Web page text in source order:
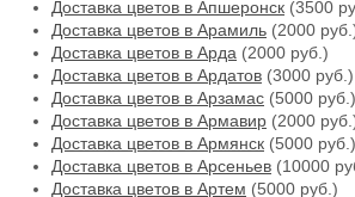
Доставка цветов в Апшеронск (3500
Доставка цветов в Арамиль (2000
Доставка цветов в Арда (2000 руб.)
Доставка цветов в Ардатов (3000 руб.)
Доставка цветов в Арзамас (5000 руб.)
Доставка цветов в Армавир (2000
Доставка цветов в Армянск (5000 руб.)
Доставка цветов в Арсеньев (10000
Доставка цветов в Артем (5000 руб.)